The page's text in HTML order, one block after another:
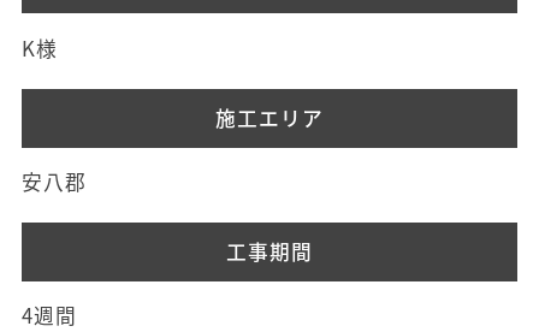
K様
施工エリア
安八郡
工事期間
4週間